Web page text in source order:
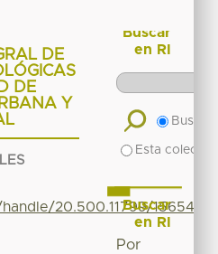
DE
DE
Y
20.500.11799/15654
Buscar
en RI
Buscar
Esta
Buscar
en RI
Por